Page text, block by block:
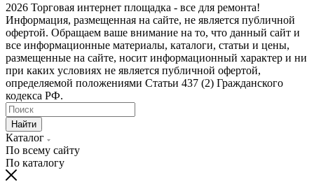
2026 Торговая интернет площадка - все для ремонта!
Информация, размещенная на сайте, не является публичной
офертой. Обращаем ваше внимание на то, что данный сайт и
все информационные материалы, каталоги, статьи и цены,
размещенные на сайте, носит информационный характер и ни
при каких условиях не является публичной офертой,
определяемой положениями Статьи 437 (2) Гражданского
кодекса РФ.
Найти
Каталог
По всему сайту
По каталогу